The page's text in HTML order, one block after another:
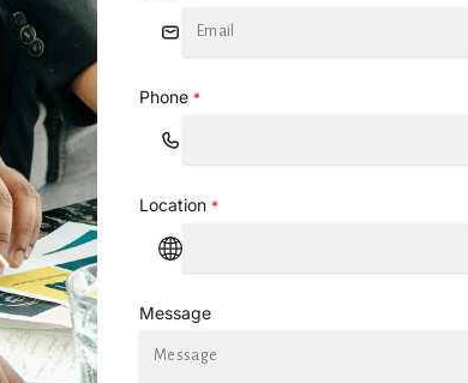
Phone *
Location *
Message